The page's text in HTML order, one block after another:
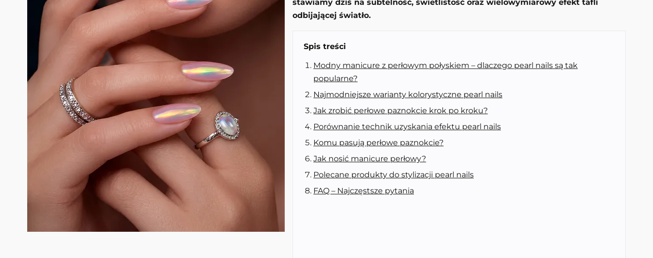
stawiamy dziś na subtelność, świetlistość oraz wielowymiarowy efekt tafli
odbijającej światło.
Spis treści
Modny manicure z perłowym połyskiem – dlaczego pearl nails są tak
popularne?
Najmodniejsze warianty kolorystyczne pearl nails
Jak zrobić perłowe paznokcie krok po kroku?
Porównanie technik uzyskania efektu pearl nails
Komu pasują perłowe paznokcie?
Jak nosić manicure perłowy?
Polecane produkty do stylizacji pearl nails
FAQ – Najczęstsze pytania